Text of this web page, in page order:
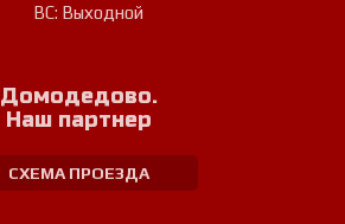
ВС: Выходной
Домодедово.
Наш партнер
СХЕМА ПРОЕЗДА